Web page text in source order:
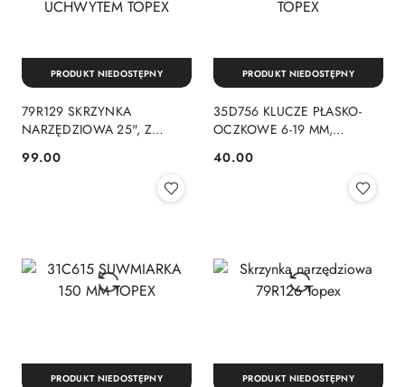
79R129 SKRZYNKA
NARZĘDZIOWA 25", Z
UCHWYTEM TOPEX
Cena:
99.00
PRODUKT NIEDOSTĘPNY
35D756 KLUCZE PŁASKO-
OCZKOWE 6-19 MM,
Cena:
40.00
PRODUKT NIEDOSTĘPNY
PRODUKT NIEDOSTĘPNY PRODUKT NIEDOSTĘPNY